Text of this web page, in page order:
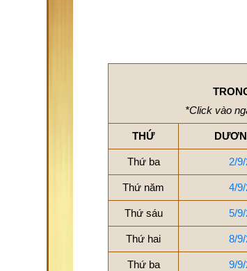
*Click vào
THỨ
Thứ ba 2/
Thứ năm 4/
Thứ sáu 5/
Thứ hai 8/
Thứ ba 9/